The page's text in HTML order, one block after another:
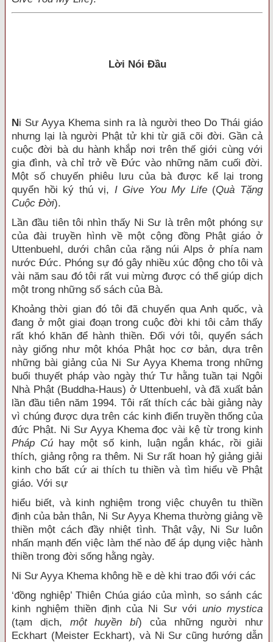
Lời Nói Đầu
Ni Sư Ayya Khema sinh ra là người theo Do Thái giáo
nhưng lại là người Phật tử khi từ giã cõi đời. Gần cả
cuộc đời bà du hành khắp nơi trên thế giới cùng với
gia đình, và chỉ trở về Đức vào những năm cuối đời.
Một số chuyến phiêu lưu của bà được kể lại trong
quyển hồi ký thú vị, I Give You My Life (Quà Tặng
Cuộc Đời).
Lần đầu tiên tôi nhìn thấy Ni Sư là trên một phóng sự
của đài truyền hình về một cộng đồng Phật giáo ở
Uttenbuehl, dưới chân của rặng núi Alps ở phía nam
nước Đức. Phóng sự đó gây nhiều xúc động cho tôi và
vài năm sau đó tôi rất vui mừng được có thể giúp dịch
một trong những số sách của Bà.
Khoảng thời gian đó tôi đã chuyển qua Anh quốc, và
đang ở một giai đoạn trong cuộc đời khi tôi cảm thấy
rất khó khăn để hành thiền. Đối với tôi, quyển sách
này giống như một khóa Phật học cơ bản, dựa trên
những bài giảng của Ni Sư Ayya Khema trong những
buổi thuyết pháp vào ngày thứ Tư hằng tuần tại Ngôi
Nhà Phật (Buddha-Haus) ở Uttenbuehl, và đã xuất bản
lần đầu tiên năm 1994. Tôi rất thích các bài giảng này
vì chúng được dựa trên các kinh điển truyền thống của
đức Phật. Ni Sư Ayya Khema đọc vài kệ từ trong kinh
Pháp Cú hay một số kinh, luận ngắn khác, rồi giải
thích, giảng rộng ra thêm. Ni Sư rất hoan hỷ giảng giải
kinh cho bất cứ ai thích tu thiền và tìm hiểu về Phật
giáo. Với sự
hiểu biết, và kinh nghiệm trong việc chuyên tu thiền
định của bản thân, Ni Sư Ayya Khema thường giảng về
thiền một cách đầy nhiệt tình. Thật vậy, Ni Sư luôn
nhấn mạnh đến việc làm thế nào để áp dụng việc hành
thiền trong đời sống hằng ngày.
Ni Sư Ayya Khema không hề e dè khi trao đổi với các
‘đồng nghiệp’ Thiên Chúa giáo của mình, so sánh các
kinh nghiệm thiền định của Ni Sư với unio mystica
(tạm dịch, một huyền bí) của những người như
Eckhart (Meister Eckhart), và Ni Sư cũng hướng dẫn